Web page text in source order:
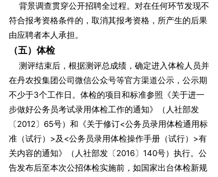
背景调查贯穿公开招聘全过程。对在任何环节发现不
符合报考资格条件的，取消其报考资格，所产生的后果
由应聘者本人承担。
（五）体检
测评结束后，根据测评总成绩，确定进入体检人员并
在丹农投集团公司微信公众号等官方渠道公示，公示期
不少于3个工作日。体检的项目和标准参照《关于进一
步做好公务员考试录用体检工作的通知》（人社部发
〔2012〕65号）和《关于修订<公务员录用体检通用标
准（试行）>及<公务员录用体检操作手册（试行）>有
关内容的通知》（人社部发〔2016〕140号）执行。公
告发布后至本次公招体检实施前，如国家出台体检新规